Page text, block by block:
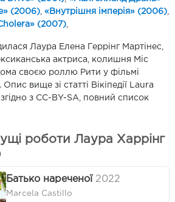
(2006) «Внутрішня імперія» (2006)
(2007)
Лаура Елена Геррінг Мартінес,
актриса, колишня Міс
своєю роллю Рити у фільмі
вище зі статті Вікіпедії Laura
з CC-BY-SA, повний список
роботи Лаура Харрінг
Батько нареченої 2022
Marcela Castillo